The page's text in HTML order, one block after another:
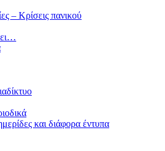
– Κρίσεις πανικού
και διάφορα έντυπα